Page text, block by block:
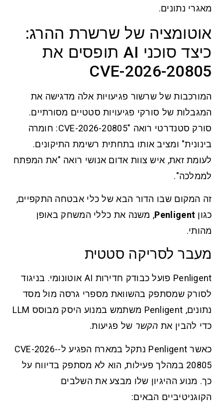
מאגרי נתונים.
אוטומציה של שרשרת ההרג:
כיצד סוכני AI תופסים את
CVE-2026-20805
המורכבות של שרשור פגיעויות אלה מדגישה את
המגבלות של סורקי פגיעויות סטטיים מסורתיים.
סורק סטנדרטי רואה "CVE-2026-20805: חומרה
בינונית" ומציב אותו בתחתית רשימת התיקונים.
לעומת זאת, איש צוות אדום אנושי רואה "את המפתח
לממלכה".
זה המקום שבו הדור הבא של כלי אבטחה התקפיים,
כגון Penligent, משנה את כללי המשחק באופן
מהותי.
מעבר לסריקה סטטית
Penligent פועל כבודק חדירות AI אוטונומי. בניגוד
לסורק שמסתפק בהשוואת מספרי גרסה מול מסד
נתונים, Penligent משתמש במנוע היסק מבוסס LLM
כדי להבין את הקשר של פגיעות.
כאשר Penligent נתקל במארח הפגיע ל-CVE-2026-
20805 במהלך פעילות, הוא לא מסתפק בדיווח על
כך. מנוע ההיגיון שלו מבצע את השלבים
הקוגניטיביים הבאים: